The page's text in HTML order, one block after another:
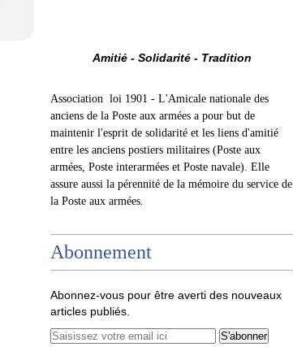
Amitié - Solidarité - Tradition
Association loi 1901 - L'Amicale nationale des
anciens de la Poste aux armées a pour but de
maintenir l'esprit de solidarité et les liens d'amitié
entre les anciens postiers militaires (Poste aux
armées, Poste interarmées et Poste navale). Elle
assure aussi la pérennité de la mémoire du service de
la Poste aux armées.
Abonnement
Abonnez-vous pour être averti des nouveaux
articles publiés.